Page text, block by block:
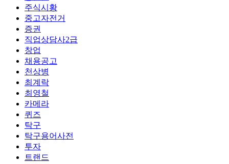
주식시황
중고자전거
증권
직업상담사2급
창업
채용공고
천상병
최계락
최영철
카메라
퀴즈
탁구
탁구용어사전
투자
트랜드